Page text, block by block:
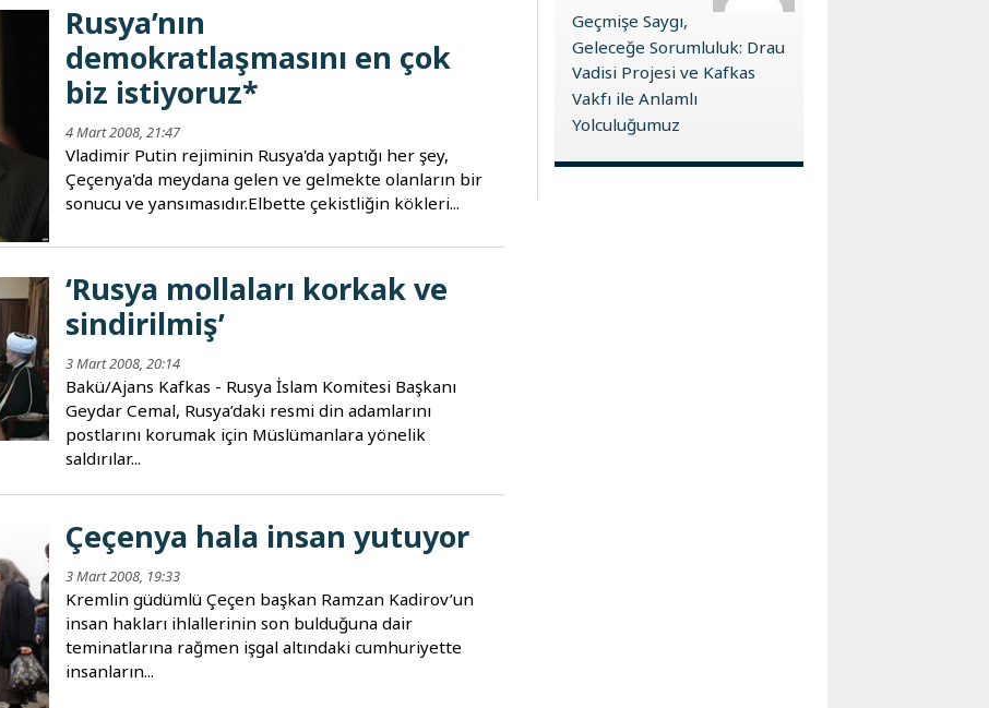
Rusya’nın
demokratlaşmasını en çok
biz istiyoruz*
4 Mart 2008, 21:47
Vladimir Putin rejiminin Rusya'da yaptığı her şey,
Çeçenya'da meydana gelen ve gelmekte olanların bir
sonucu ve yansımasıdır.Elbette çekistliğin kökleri...
‘Rusya mollaları korkak ve
sindirilmiş’
3 Mart 2008, 20:14
Bakü/Ajans Kafkas - Rusya İslam Komitesi Başkanı
Geydar Cemal, Rusya’daki resmi din adamlarını
postlarını korumak için Müslümanlara yönelik
saldırılar...
Çeçenya hala insan yutuyor
3 Mart 2008, 19:33
Kremlin güdümlü Çeçen başkan Ramzan Kadirov’un
insan hakları ihlallerinin son bulduğuna dair
teminatlarına rağmen işgal altındaki cumhuriyette
insanların...
Geçmişe Saygı,
Geleceğe Sorumluluk: Drau
Vadisi Projesi ve Kafkas
Vakfı ile Anlamlı
Yolculuğumuz